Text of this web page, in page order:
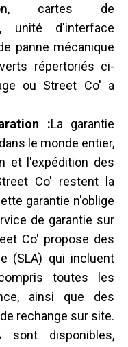
cartes de
unité d'interface
panne mécanique
répertoriés ci-
ou Street Co' a
:La garantie
le monde entier,
et l'expédition des
Co' restent la
garantie n'oblige
de garantie sur
Co' propose des
(SLA) qui incluent
toutes les
ainsi que des
rechange sur site.
sont disponibles,